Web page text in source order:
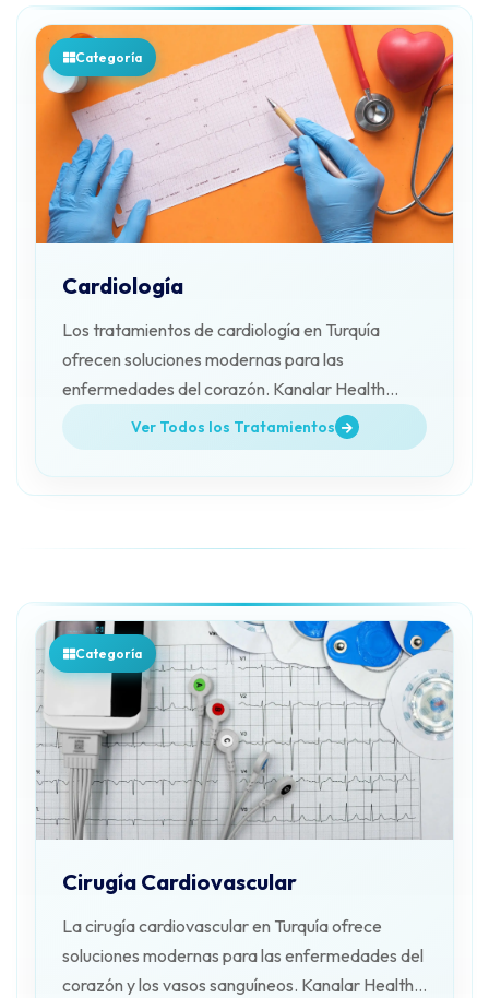
Categoría
Cardiología
Los tratamientos de cardiología en Turquía
ofrecen soluciones modernas para las
enfermedades del corazón. Kanalar Health
Tourism acompaña a los pacientes durante todo
este proceso.
Ver Todos los Tratamientos
Categoría
Cirugía Cardiovascular
La cirugía cardiovascular en Turquía ofrece
soluciones modernas para las enfermedades del
corazón y los vasos sanguíneos. Kanalar Health